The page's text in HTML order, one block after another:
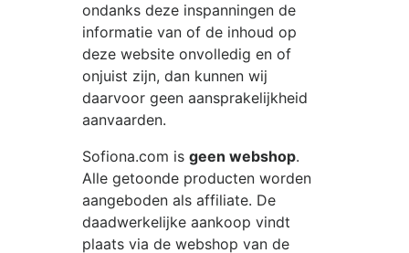
ondanks deze inspanningen de
informatie van of de inhoud op
deze website onvolledig en of
onjuist zijn, dan kunnen wij
daarvoor geen aansprakelijkheid
aanvaarden.
Sofiona.com is geen webshop.
Alle getoonde producten worden
aangeboden als affiliate. De
daadwerkelijke aankoop vindt
plaats via de webshop van de